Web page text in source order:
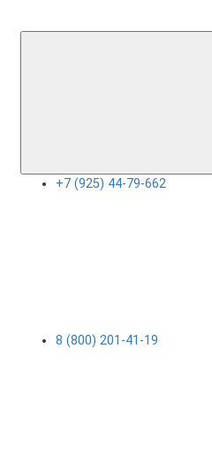
+7 (925) 44-79-662
8 (800) 201-41-19